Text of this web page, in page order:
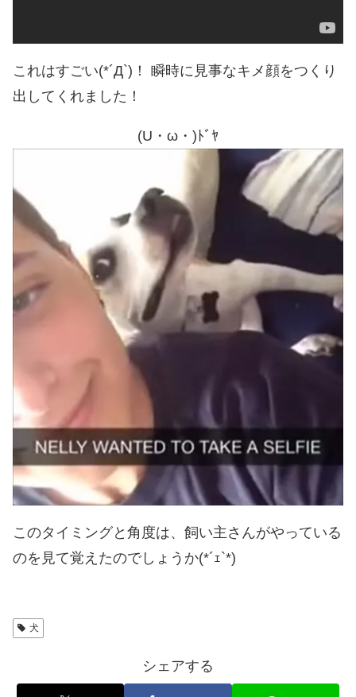
これはすごい(*´Д`)！ 瞬時に見事なキメ顔をつくり
出してくれました！
(U・ω・)ﾄﾞﾔ
このタイミングと角度は、飼い主さんがやっている
のを見て覚えたのでしょうか(*´ｪ`*)
犬
シェアする